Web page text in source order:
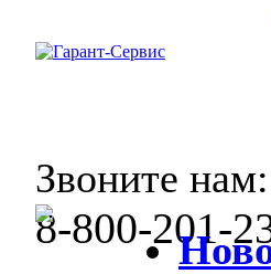
Звоните нам:
8-800-201-